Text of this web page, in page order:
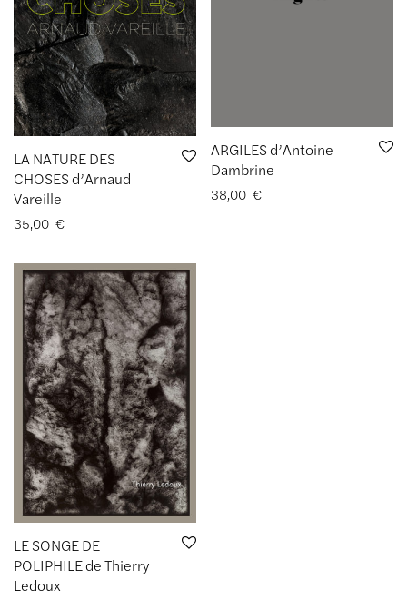
LA NATURE DES
CHOSES d’Arnaud
Vareille
35,00 €
ARGILES d’Antoine
Dambrine
38,00 €
LE SONGE DE
POLIPHILE de Thierry
Ledoux